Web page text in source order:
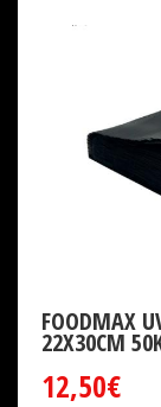
FOODMAX
22X30CM
12,50€